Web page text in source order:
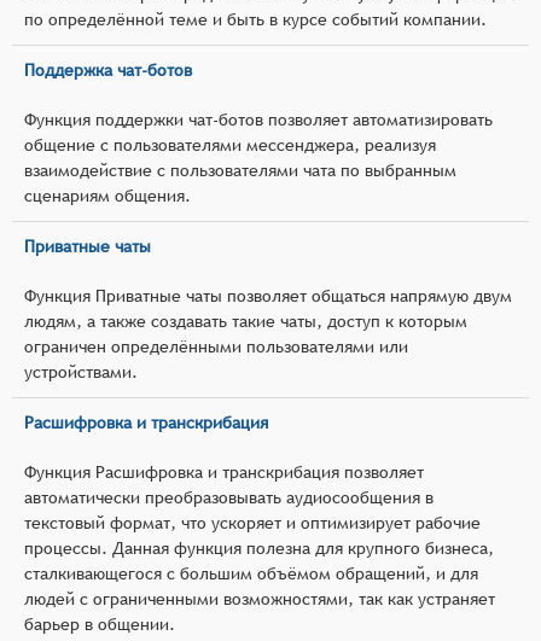
по определённой теме и быть в курсе событий компании.
Поддержка чат-ботов
Функция поддержки чат-ботов позволяет автоматизировать
общение с пользователями мессенджера, реализуя
взаимодействие с пользователями чата по выбранным
сценариям общения.
Приватные чаты
Функция Приватные чаты позволяет общаться напрямую двум
людям, а также создавать такие чаты, доступ к которым
ограничен определёнными пользователями или
устройствами.
Расшифровка и транскрибация
Функция Расшифровка и транскрибация позволяет
автоматически преобразовывать аудиосообщения в
текстовый формат, что ускоряет и оптимизирует рабочие
процессы. Данная функция полезна для крупного бизнеса,
сталкивающегося с большим объёмом обращений, и для
людей с ограниченными возможностями, так как устраняет
барьер в общении.